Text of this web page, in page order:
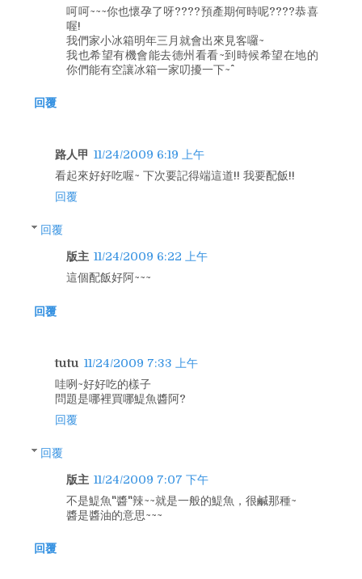
呵呵~~~你也懷孕了呀????預產期何時呢????恭喜
喔!
我們家小冰箱明年三月就會出來見客囉~
我也希望有機會能去德州看看~到時候希望在地的
你們能有空讓冰箱一家叨擾一下~^^
回覆
路人甲 11/24/2009 6:19 上午
看起來好好吃喔~ 下次要記得端這道!! 我要配飯!!
回覆
回覆
版主 11/24/2009 6:22 上午
這個配飯好阿~~~
回覆
tutu 11/24/2009 7:33 上午
哇咧~好好吃的樣子
問題是哪裡買哪鯷魚醬阿?
回覆
回覆
版主 11/24/2009 7:07 下午
不是鯷魚"醬"辣~~就是一般的鯷魚，很鹹那種~
醬是醬油的意思~~~
回覆